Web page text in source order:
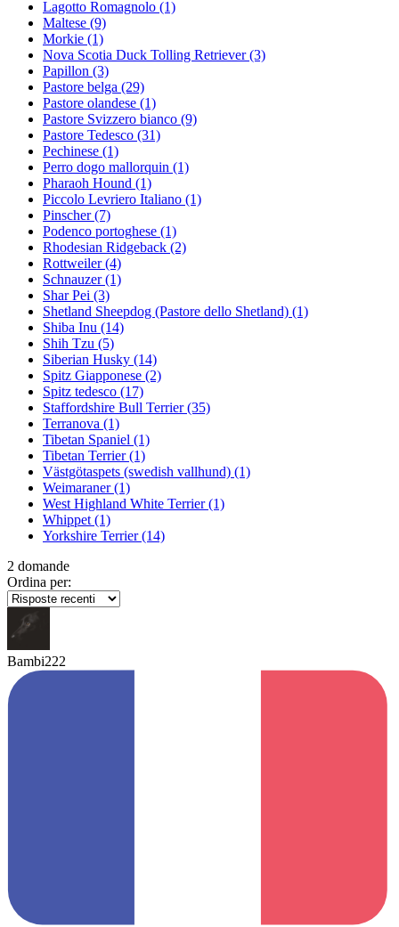
Lagotto Romagnolo (1)
Maltese (9)
Morkie (1)
Nova Scotia Duck Tolling Retriever(3)
Papillon (3)
Pastore belga (29)
Pastore olandese (1)
Pastore Svizzero bianco (9)
Pastore Tedesco (31)
Pechinese (1)
Perro dogo mallorquin (1)
Pharaoh Hound (1)
Piccolo Levriero Italiano (1)
Pinscher(7)
Podenco portoghese (1)
Rhodesian Ridgeback (2)
Rottweiler(4)
Schnauzer(1)
Shar Pei (3)
Shetland Sheepdog (Pastore dello Shetland) (1)
Shiba Inu (14)
Shih Tzu (5)
Siberian Husky (14)
Spitz Giapponese (2)
Spitz tedesco (17)
Staffordshire Bull Terrier(35)
Terranova (1)
Tibetan Spaniel (1)
Tibetan Terrier(1)
Västgötaspets (swedish vallhund) (1)
Weimaraner(1)
West Highland White Terrier(1)
Whippet (1)
Yorkshire Terrier(14)
2 domande
Ordina per:
Bambi222